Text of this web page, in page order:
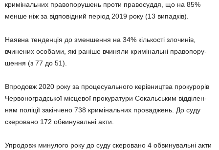
кримінальних право­порушень проти правосуддя, що на 85%
менше ніж за відповідний період 2019 року (13 випадків).
Наявна тенденція до зменшення на 34% кількості злочинів,
вчинених особами, які раніше вчиняли кримінальні правопору­
шення (з 77 до 51).
Впродовж 2020 року за процесуального керівництва прокурорів
Червоноградської місцевої прокуратури Сокальським відділен­
ням поліції закінчено 738 кримінальних проваджень. До суду
скеровано 172 обви­ну­вальні акти.
Упродовж минулого року до суду скеро­вано 4 обвинувальні акти